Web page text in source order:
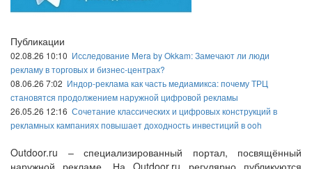
Публикации
02.08.26 10:10 Исследование Mera by Okkam: Замечают ли люди
рекламу в торговых и бизнес-центрах?
08.06.26 7:02 Индор-реклама как часть медиамикса: почему ТРЦ
становятся продолжением наружной цифровой рекламы
26.05.26 12:16 Сочетание классических и цифровых конструкций в
рекламных кампаниях повышает доходность инвестиций в ooh
Outdoor.ru – специализированный портал, посвящённый
наружной рекламе. На Outdoor.ru регулярно публикуются